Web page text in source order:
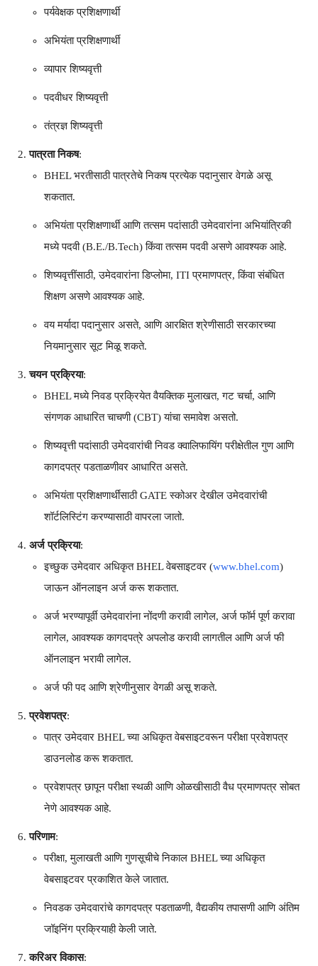
पर्यवेक्षक प्रशिक्षणार्थी
अभियंता प्रशिक्षणार्थी
व्यापार शिष्यवृत्ती
पदवीधर शिष्यवृत्ती
तंत्रज्ञ शिष्यवृत्ती
पात्रता निकष:
BHEL भरतीसाठी पात्रतेचे निकष प्रत्येक पदानुसार वेगळे असू
शकतात.
अभियंता प्रशिक्षणार्थी आणि तत्सम पदांसाठी उमेदवारांना अभियांत्रिकी
मध्ये पदवी (B.E./B.Tech) किंवा तत्सम पदवी असणे आवश्यक आहे.
शिष्यवृत्तींसाठी, उमेदवारांना डिप्लोमा, ITI प्रमाणपत्र, किंवा संबंधित
शिक्षण असणे आवश्यक आहे.
वय मर्यादा पदानुसार असते, आणि आरक्षित श्रेणीसाठी सरकारच्या
नियमानुसार सूट मिळू शकते.
चयन प्रक्रिया:
BHEL मध्ये निवड प्रक्रियेत वैयक्तिक मुलाखत, गट चर्चा, आणि
संगणक आधारित चाचणी (CBT) यांचा समावेश असतो.
शिष्यवृत्ती पदांसाठी उमेदवारांची निवड क्वालिफायिंग परीक्षेतील गुण आणि
कागदपत्र पडताळणीवर आधारित असते.
अभियंता प्रशिक्षणार्थींसाठी GATE स्कोअर देखील उमेदवारांची
शॉर्टलिस्टिंग करण्यासाठी वापरला जातो.
अर्ज प्रक्रिया:
इच्छुक उमेदवार अधिकृत BHEL वेबसाइटवर (www.bhel.com)
जाऊन ऑनलाइन अर्ज करू शकतात.
अर्ज भरण्यापूर्वी उमेदवारांना नोंदणी करावी लागेल, अर्ज फॉर्म पूर्ण करावा
लागेल, आवश्यक कागदपत्रे अपलोड करावी लागतील आणि अर्ज फी
ऑनलाइन भरावी लागेल.
अर्ज फी पद आणि श्रेणीनुसार वेगळी असू शकते.
प्रवेशपत्र:
पात्र उमेदवार BHEL च्या अधिकृत वेबसाइटवरून परीक्षा प्रवेशपत्र
डाउनलोड करू शकतात.
प्रवेशपत्र छापून परीक्षा स्थळी आणि ओळखीसाठी वैध प्रमाणपत्र सोबत
नेणे आवश्यक आहे.
परिणाम:
परीक्षा, मुलाखती आणि गुणसूचीचे निकाल BHEL च्या अधिकृत
वेबसाइटवर प्रकाशित केले जातात.
निवडक उमेदवारांचे कागदपत्र पडताळणी, वैद्यकीय तपासणी आणि अंतिम
जॉइनिंग प्रक्रियाही केली जाते.
करिअर विकास: